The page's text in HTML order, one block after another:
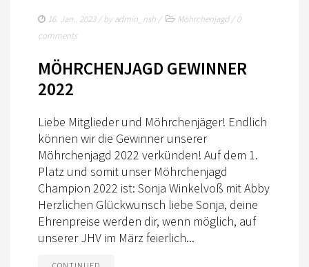
16. Jan.. 2023/ byadmin_nsh / Möhrchenjagd/0
comments
MÖHRCHENJAGD GEWINNER
2022
Liebe Mitglieder und Möhrchenjäger! Endlich
können wir die Gewinner unserer
Möhrchenjagd 2022 verkünden! Auf dem 1.
Platz und somit unser Möhrchenjagd
Champion 2022 ist: Sonja Winkelvoß mit Abby
Herzlichen Glückwunsch liebe Sonja, deine
Ehrenpreise werden dir, wenn möglich, auf
unserer JHV im März feierlich...